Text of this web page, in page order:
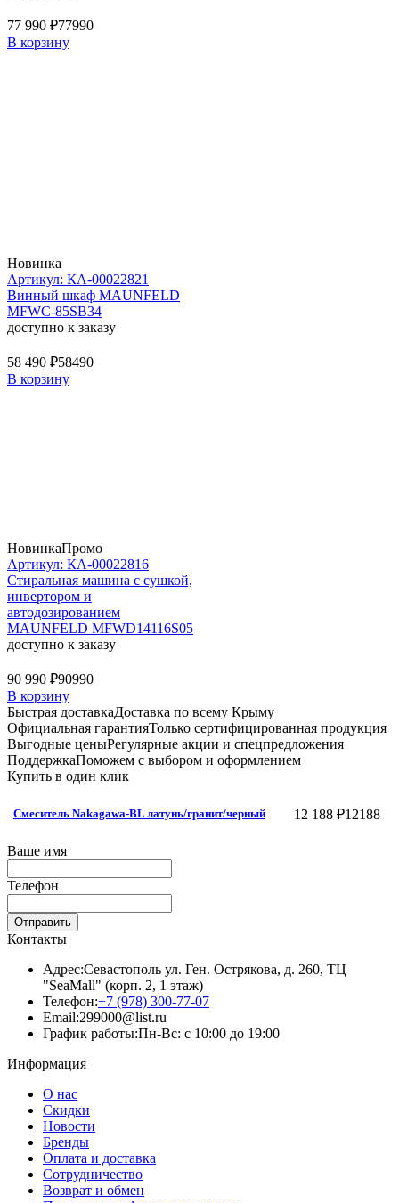
77 990 ₽77990
В корзину
Новинка
Артикул: КА-00022821
Винный шкаф MAUNFELD
MFWC-85SB34
доступно к заказу
58 490 ₽58490
В корзину
НовинкаПромо
Артикул: КА-00022816
Стиральная машина c сушкой,
инвертором и
автодозированием
MAUNFELD MFWD14116S05
доступно к заказу
90 990 ₽90990
В корзину
Быстрая доставкаДоставка по всему Крыму
Официальная гарантияТолько сертифицированная продукция
Выгодные ценыРегулярные акции и спецпредложения
ПоддержкаПоможем с выбором и оформлением
Купить в один клик
Смеситель Nakagawa-BL латунь/гранит/черный 12 188 ₽12188
Ваше имя
Телефон
Отправить
Контакты
Адрес:Севастополь ул. Ген. Острякова, д. 260, ТЦ
"SeaMall" (корп. 2, 1 этаж)
Телефон:+7 (978) 300-77-07
Email:299000@list.ru
График работы:Пн-Вс: с 10:00 до 19:00
Информация
О нас
Скидки
Новости
Бренды
Оплата и доставка
Сотрудничество
Возврат и обмен